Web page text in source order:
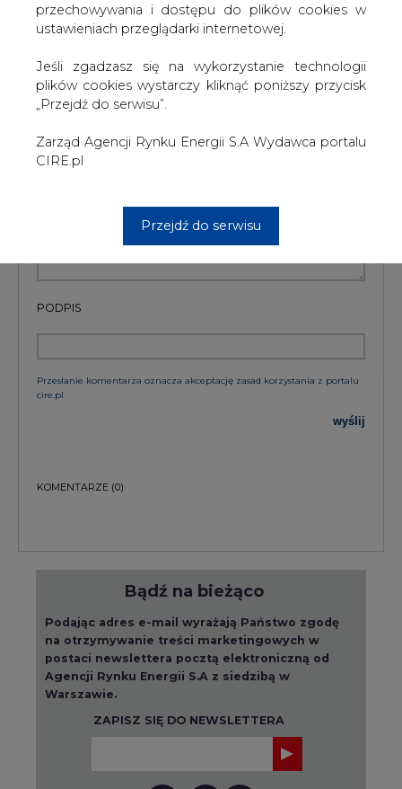
przechowywania i dostępu do plików cookies w
ustawieniach przeglądarki internetowej.
Jeśli zgadzasz się na wykorzystanie technologii
plików cookies wystarczy kliknąć poniższy przycisk
„Przejdź do serwisu”.
Zarząd Agencji Rynku Energii S.A Wydawca portalu
CIRE.pl
Przejdź do serwisu
KOMENTARZE
TREŚĆ KOMENTARZA
Przesłanie komentarza oznacza akceptację zasad korzystania z portalu
Podając adres e-mail wyrażają Państwo zgodę
na otrzymywanie treści marketingowych w
postaci newslettera pocztą elektroniczną od
Agencji Rynku Energii S.A z siedzibą w
Warszawie.
ZAPISZ SIĘ DO NEWSLETTERA
Więcej informacji dotyczących przetwarzania
przez nas Państwa danych osobowych, w tym